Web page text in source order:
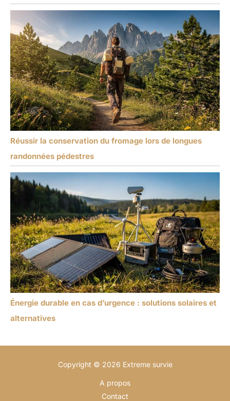
Réussir la conservation du fromage lors de longues
randonnées pédestres
Énergie durable en cas d’urgence : solutions solaires et
alternatives
Copyright © 2026 Extreme survie
A propos
Contact